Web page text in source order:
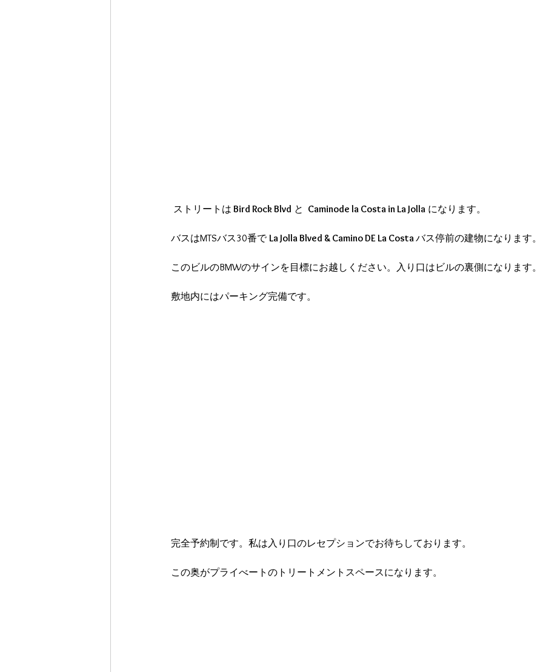
ストリートは Bird Rock Blvd と Caminode la Costa in La Jolla になります。
バスはMTSバス30番で La Jolla Blved & Camino DE La Costa バス停前の建物になります。
このビルのBMWのサインを目標にお越しください。入り口はビルの裏側になります。
敷地内にはパーキング完備です。
完全予約制です。私は入り口のレセプションでお待ちしております。
この奥がプライべートのトリートメントスペースになります。